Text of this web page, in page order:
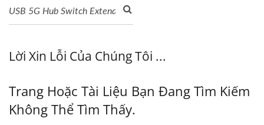
Lời Xin Lỗi Của Chúng Tôi ...
Trang Hoặc Tài Liệu Bạn Đang Tìm Kiếm
Không Thể Tìm Thấy.